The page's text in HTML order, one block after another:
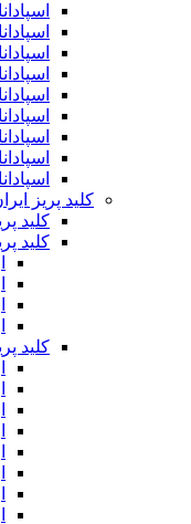
کلید پریز
کلید
کلید
کلید